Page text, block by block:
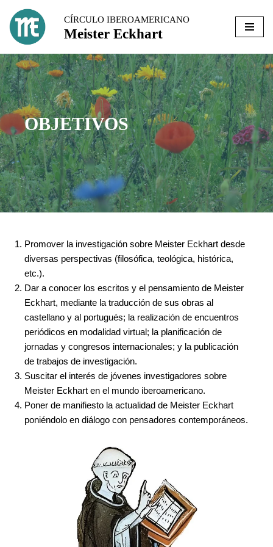
Ir
contenido
CÍRCULO IBEROAMERICANO
Meister Eckhart
OBJETIVOS
Promover la investigación sobre Meister Eckhart desde
diversas perspectivas (filosófica, teológica, histórica,
etc.).
Dar a conocer los escritos y el pensamiento de Meister
Eckhart, mediante la traducción de sus obras al
castellano y al portugués; la realización de encuentros
periódicos en modalidad virtual; la planificación de
jornadas y congresos internacionales; y la publicación
de trabajos de investigación.
Suscitar el interés de jóvenes investigadores sobre
Meister Eckhart en el mundo iberoamericano.
Poner de manifiesto la actualidad de Meister Eckhart
poniéndolo en diálogo con pensadores contemporáneos.